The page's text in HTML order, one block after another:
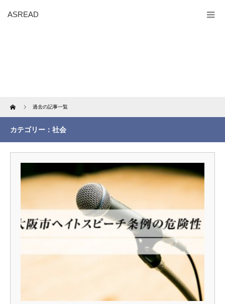
ASREAD
Home 過去の記事一覧
カテゴリー：社会